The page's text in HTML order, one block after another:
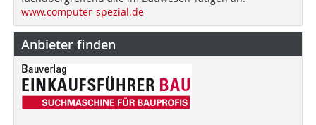
www.computer-spezial.de
Anbieter finden